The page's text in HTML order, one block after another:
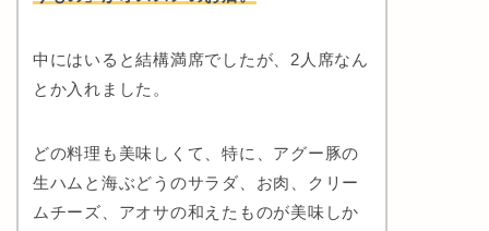
中にはいると結構満席でしたが、2人席なん
とか入れました。
どの料理も美味しくて、特に、アグー豚の
生ハムと海ぶどうのサラダ、お肉、クリー
ムチーズ、アオサの和えたものが美味しか